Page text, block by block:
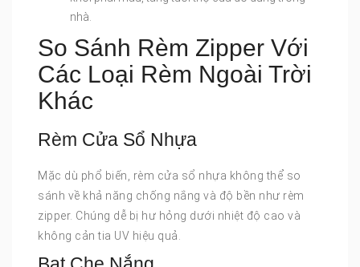
nhà.
So Sánh Rèm Zipper Với
Các Loại Rèm Ngoài Trời
Khác
Rèm Cửa Sổ Nhựa
Mặc dù phổ biến, rèm cửa sổ nhựa không thể so
sánh về khả năng chống nắng và độ bền như rèm
zipper. Chúng dễ bị hư hỏng dưới nhiệt độ cao và
không cản tia UV hiệu quả.